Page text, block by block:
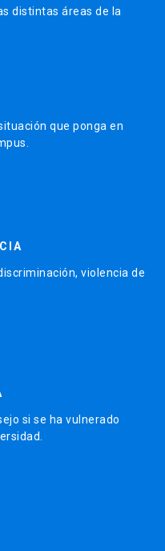
distintas áreas de la
que ponga en
violencia de
si se ha vulnerado